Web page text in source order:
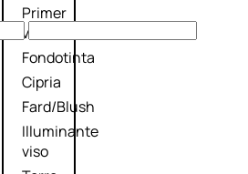
Primer
viso
Fondotinta
Cipria
Fard/Blush
Illuminante
viso